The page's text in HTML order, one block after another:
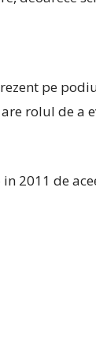
pe
rolul de a
2011 de